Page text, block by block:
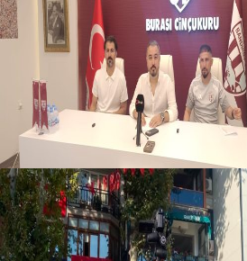
Oğuzbeyi : Transferlerde takımın
geleceğini, kulübün ekonomisini
düşündük